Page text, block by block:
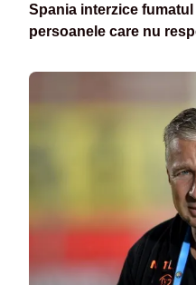
Spania interzice
persoanele care nu